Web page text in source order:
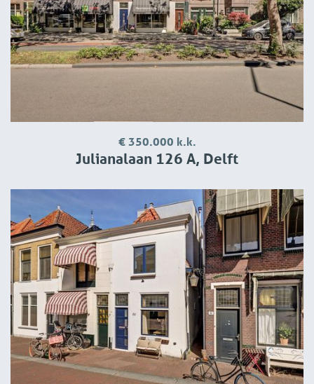
€ 350.000 k.k.
Julianalaan 126 A, Delft